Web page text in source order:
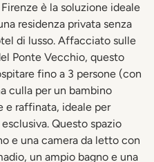
è la soluzione ideale
residenza privata senza
di lusso. Affacciato sulle
Ponte Vecchio, questo
fino a 3 persone (con
culla per un bambino
e raffinata, ideale per
Questo spazio
e una camera da letto con
un ampio bagno e una